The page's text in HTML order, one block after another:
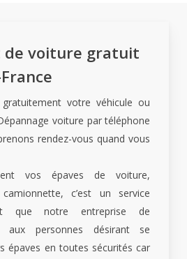
de voiture gratuit
votre véhicule ou
voiture par téléphone
rendez-vous quand vous
vos épaves de voiture,
c’est un service
que notre entreprise de
aux personnes désirant se
épaves en toutes sécurités car